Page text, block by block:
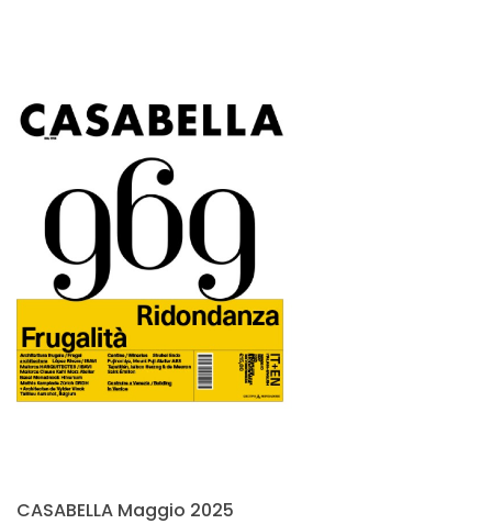
CASABELLA Maggio 2025